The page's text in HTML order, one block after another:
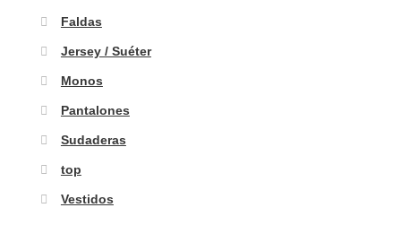
Faldas
Jersey / Suéter
Monos
Pantalones
Sudaderas
top
Vestidos